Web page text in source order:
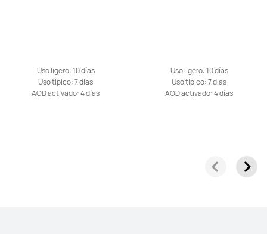
Uso ligero: 10 días
Uso típico: 7 días
AOD activado: 4 días
Uso ligero: 10 días
Uso típico: 7 días
AOD activado: 4 días